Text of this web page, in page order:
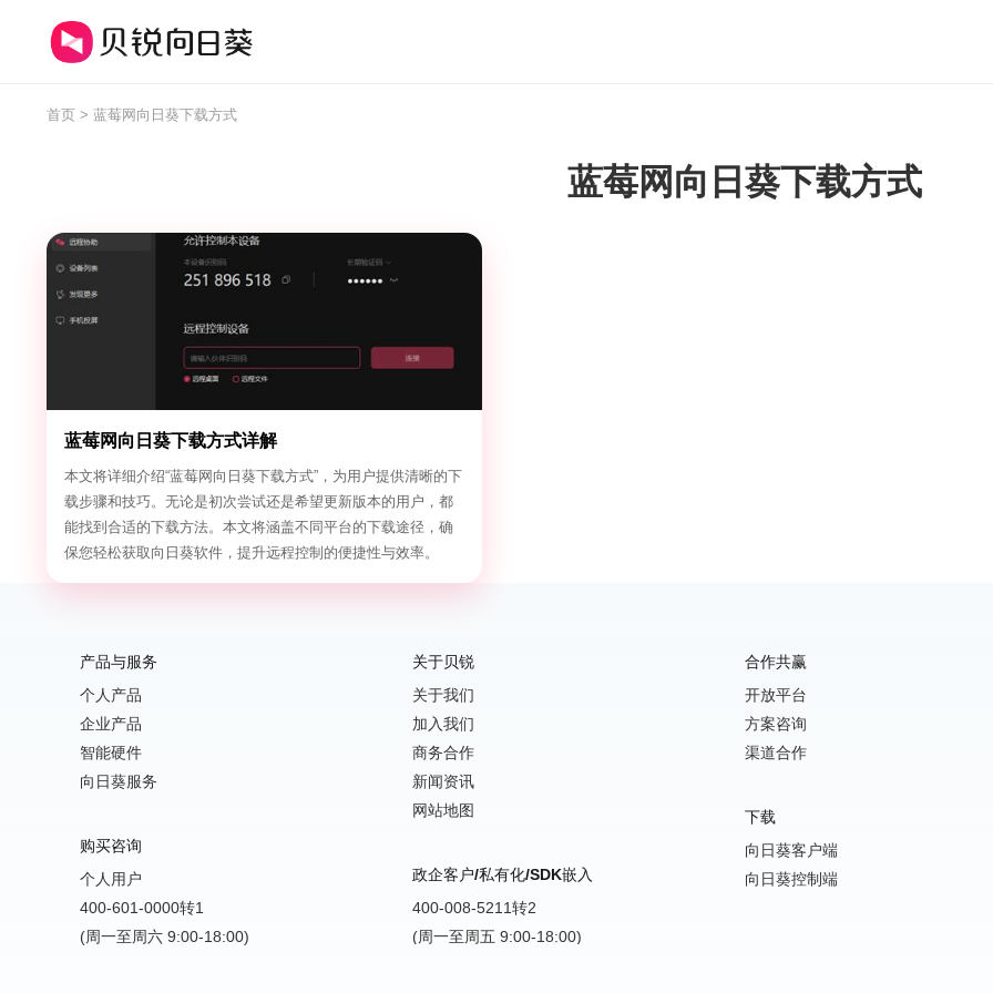
首页 > 蓝莓网向日葵下载方式
蓝莓网向日葵下载方式
蓝莓网向日葵下载方式详解
本文将详细介绍“蓝莓网向日葵下载方式”，为用户提供清晰的下
载步骤和技巧。无论是初次尝试还是希望更新版本的用户，都
能找到合适的下载方法。本文将涵盖不同平台的下载途径，确
保您轻松获取向日葵软件，提升远程控制的便捷性与效率。
产品与服务
个人产品
企业产品
智能硬件
向日葵服务
购买咨询
个人用户
400-601-0000转1
(周一至周六 9:00-18:00)
关于贝锐
关于我们
加入我们
商务合作
新闻资讯
网站地图
政企客户/私有化/SDK嵌入
400-008-5211转2
(周一至周五 9:00-18:00)
合作共赢
开放平台
方案咨询
渠道合作
下载
向日葵客户端
向日葵控制端